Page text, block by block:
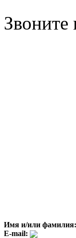
Звоните
Имя и/или фамилия:
E-mail: